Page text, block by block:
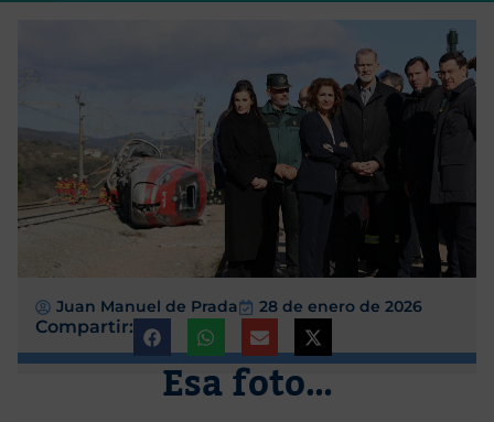
Juan Manuel de Prada 28 de enero de 2026
Compartir:
Esa foto…